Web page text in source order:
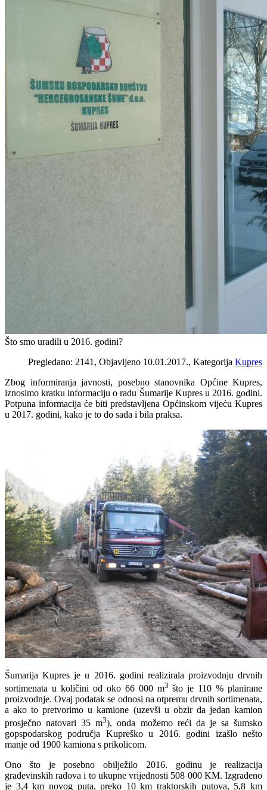
Što smo uradili u 2016. godini?
Pregledano: 2141, Objavljeno 10.01.2017., Kategorija Kupres
Zbog informiranja javnosti, posebno stanovnika Općine Kupres,
iznosimo kratku informaciju o radu Šumarije Kupres u 2016. godini.
Potpuna informacija će biti predstavljena Općinskom vijeću Kupres
u 2017. godini, kako je to do sada i bila praksa.
Šumarija Kupres je u 2016. godini realizirala proizvodnju drvnih
sortimenata u količini od oko 66 000 m3 što je 110 % planirane
proizvodnje. Ovaj podatak se odnosi na otpremu drvnih sortimenata,
a ako to pretvorimo u kamione (uzevši u obzir da jedan kamion
prosječno natovari 35 m3), onda možemo reći da je sa šumsko
gopspodarskog područja Kupreško u 2016. godini izašlo nešto
manje od 1900 kamiona s prikolicom.
Ono što je posebno obilježilo 2016. godinu je realizacija
građevinskih radova i to ukupne vrijednosti 508 000 KM. Izgrađeno
je 3,4 km novog puta, preko 10 km traktorskih putova, 5,8 km